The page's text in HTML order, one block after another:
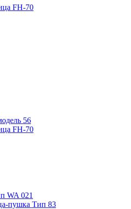
FH-70
56
FH-70
WA 021
пушка Тип 83